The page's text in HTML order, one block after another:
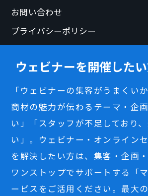
お問い合わせ
プライバシーポリシー
ウェビナーを開催した
「ウェビナーの集客がうまくい
商材の魅力が伝わるテーマ・企
い」「スタッフが不足しており
い」。ウェビナー・オンライン
を解決したい方は、集客・企画
ワンストップでサポートする「
ービスをご活用ください。最大